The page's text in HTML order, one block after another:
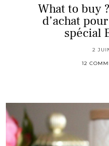
What to buy
d’achat
spécial
2
12